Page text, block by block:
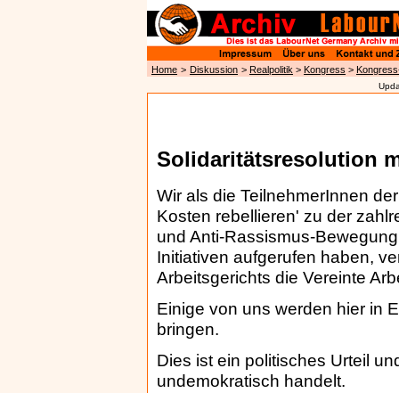
Home > Diskussion > Realpolitik > Kongress >
Solidaritätsresolution
Wir als die TeilnehmerInnen
Kosten rebellieren' zu der
und Anti-Rassismus-
Initiativen aufgerufen haben,
Arbeitsgerichts die Vereinte
Einige von uns werden hier in
bringen.
Dies ist ein politisches Urteil
undemokratisch handelt.